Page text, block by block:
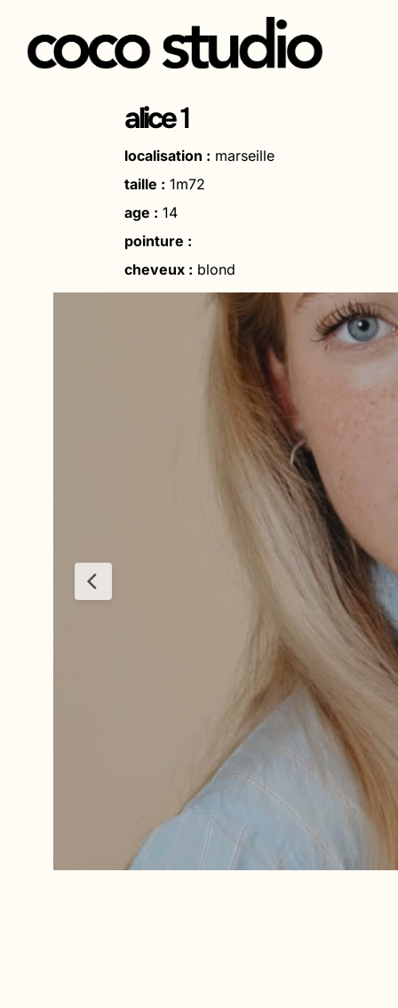
Aller
alice1
localisation : marseille
taille : 1m72
age : 14
pointure :
cheveux : blond